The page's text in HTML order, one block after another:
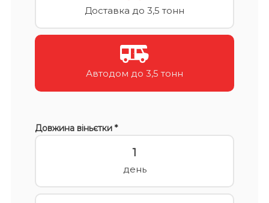
Доставка до 3,5 тонн
Автодом до 3,5 тонн
Довжина віньєтки *
1
день